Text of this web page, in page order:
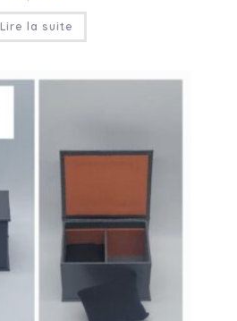
Lire la suite